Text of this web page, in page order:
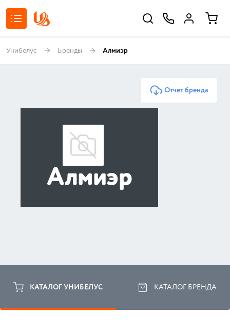
Унибелус Бренды Алмиэр
Отчет бренда
Алмиэр
КАТАЛОГ УНИБЕЛУС КАТАЛОГ БРЕНДА